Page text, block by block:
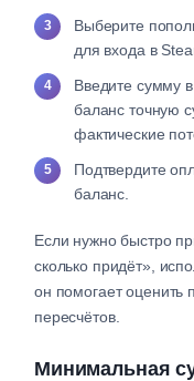
Выберите
для входа в
Введите сумму
баланс точную
фактические
Подтвердите
баланс.
Если нужно быстро
сколько придёт»,
он помогает оценить
пересчётов.
Минимальная